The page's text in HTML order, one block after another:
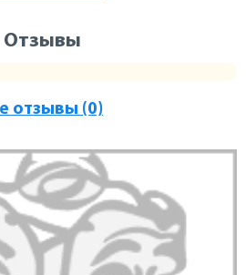
Отзывы
отзывы (0)